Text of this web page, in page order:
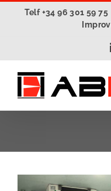
Telf +34 96 301 59 75